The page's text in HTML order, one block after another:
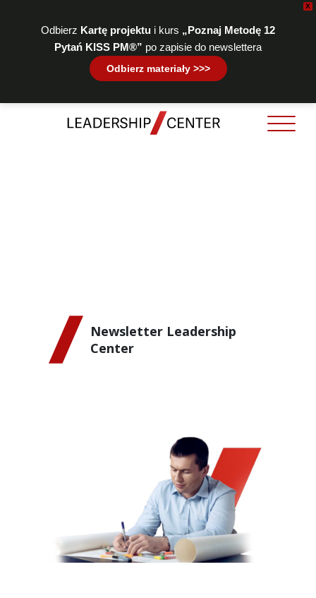
X
Odbierz Kartę projektu i kurs „Poznaj Metodę 12
Pytań KISS PM®” po zapisie do newslettera
Odbierz materiały >>>
Newsletter Leadership
Center